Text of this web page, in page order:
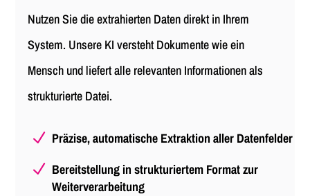
Nutzen Sie die extrahierten Daten direkt in Ihrem
System. Unsere KI versteht Dokumente wie ein
Mensch und liefert alle relevanten Informationen als
strukturierte Datei.
N Präzise, automatische Extraktion aller Datenfelder
N Bereitstellung in strukturiertem Format zur
Weiterverarbeitung